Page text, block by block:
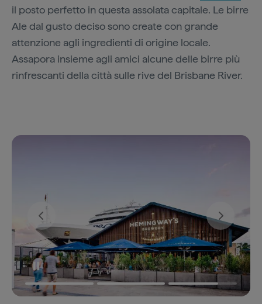
il posto perfetto in questa assolata capitale. Le birre
Ale dal gusto deciso sono create con grande
attenzione agli ingredienti di origine locale.
Assapora insieme agli amici alcune delle birre più
rinfrescanti della città sulle rive del Brisbane River.